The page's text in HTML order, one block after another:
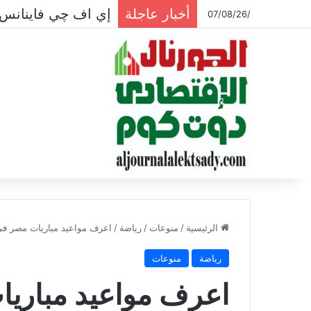
/07/08/26 أخبار عاجلة إي اف چي فاينانس
الرئيسية / منوعات / رياضة / اعرف مواعيد مباريات مصر في
رياضة منوعات
اعرف مواعيد